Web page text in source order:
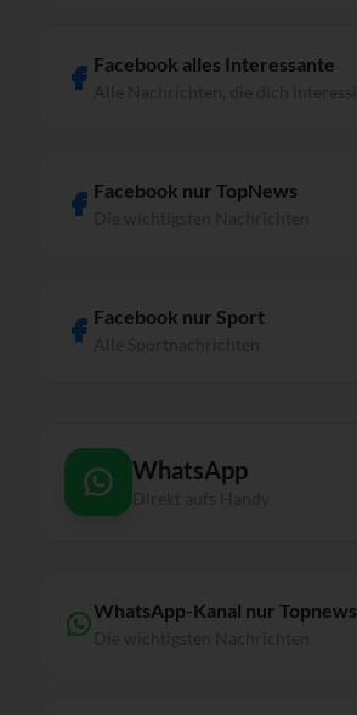
Facebook alles Interessante
Facebook nur TopNews
Facebook nur Sport
WhatsApp
WhatsApp-Kanal nur Topnews